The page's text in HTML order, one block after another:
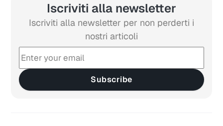
Iscriviti alla newsletter
Iscriviti alla newsletter per non perderti i
nostri articoli
Subscribe